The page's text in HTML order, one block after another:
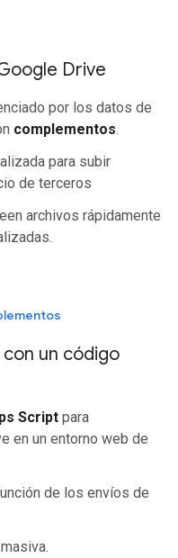
Drive
por los datos de
complementos.
para subir
de terceros
archivos rápidamente
un código
Script para
en un entorno web de
de los envíos de